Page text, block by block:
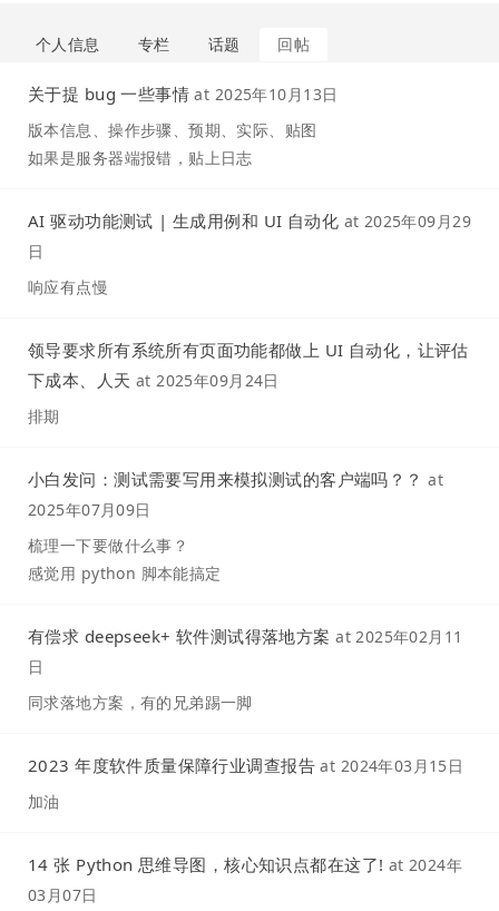
个人信息 专栏 话题 回帖
关于提 bug 一些事情 at 2025年10月13日
版本信息、操作步骤、预期、实际、贴图
如果是服务器端报错，贴上日志
AI 驱动功能测试 | 生成用例和 UI 自动化 at 2025年09月29
日
响应有点慢
领导要求所有系统所有页面功能都做上 UI 自动化，让评估
下成本、人天 at2025年09月24日
排期
小白发问：测试需要写用来模拟测试的客户端吗？？ at
2025年07月09日
梳理一下要做什么事？
感觉用 python 脚本能搞定
有偿求 deepseek+ 软件测试得落地方案 at2025年02月11
日
同求落地方案，有的兄弟踢一脚
2023 年度软件质量保障行业调查报告 at 2024年03月15日
加油
14 张 Python 思维导图，核心知识点都在这了! at2024年
03月07日